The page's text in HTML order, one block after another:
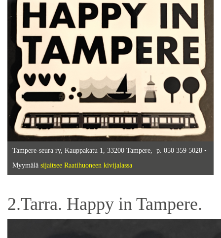
Tampere-seura ry, Kauppakatu 1, 33200 Tampere, p. 050 359 5028 •
Myymälä sijaitsee Raatihuoneen kivijalassa
2.Tarra. Happy in Tampere.